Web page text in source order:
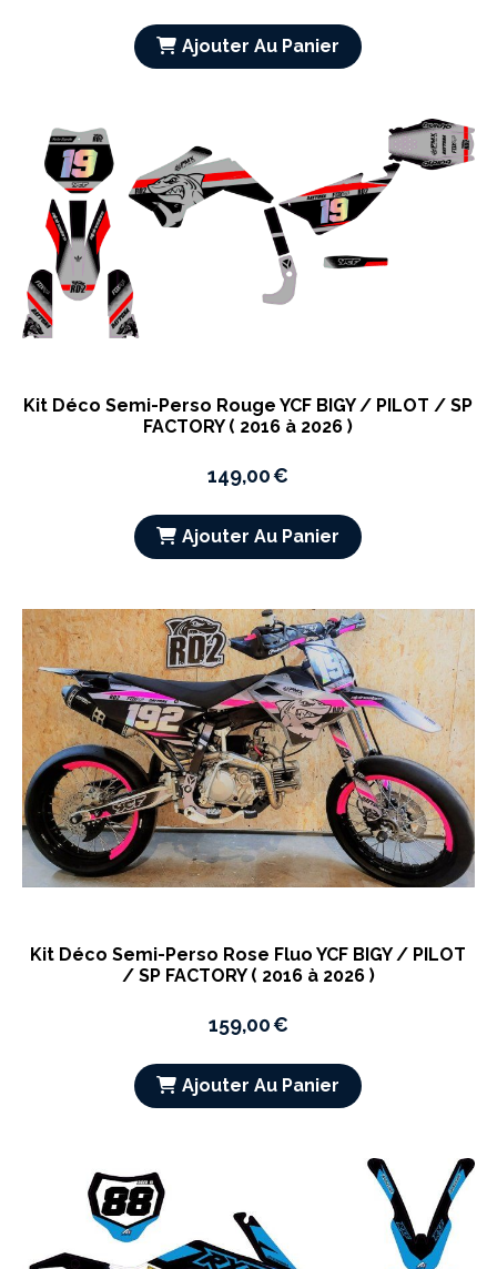
Ajouter Au Panier
Kit Déco Semi-Perso Rouge YCF BIGY / PILOT / SP
FACTORY ( 2016 à 2026 )
149,00€
Ajouter Au Panier
Kit Déco Semi-Perso Rose Fluo YCF BIGY / PILOT
/ SP FACTORY ( 2016 à 2026 )
159,00€
Ajouter Au Panier